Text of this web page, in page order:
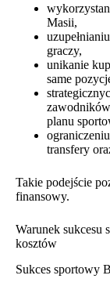
Masii,
graczy,
unikanie
same
planu
transfery
Takie podejście
finansowy.
Warunek sukcesu
kosztów
Sukces sportowy